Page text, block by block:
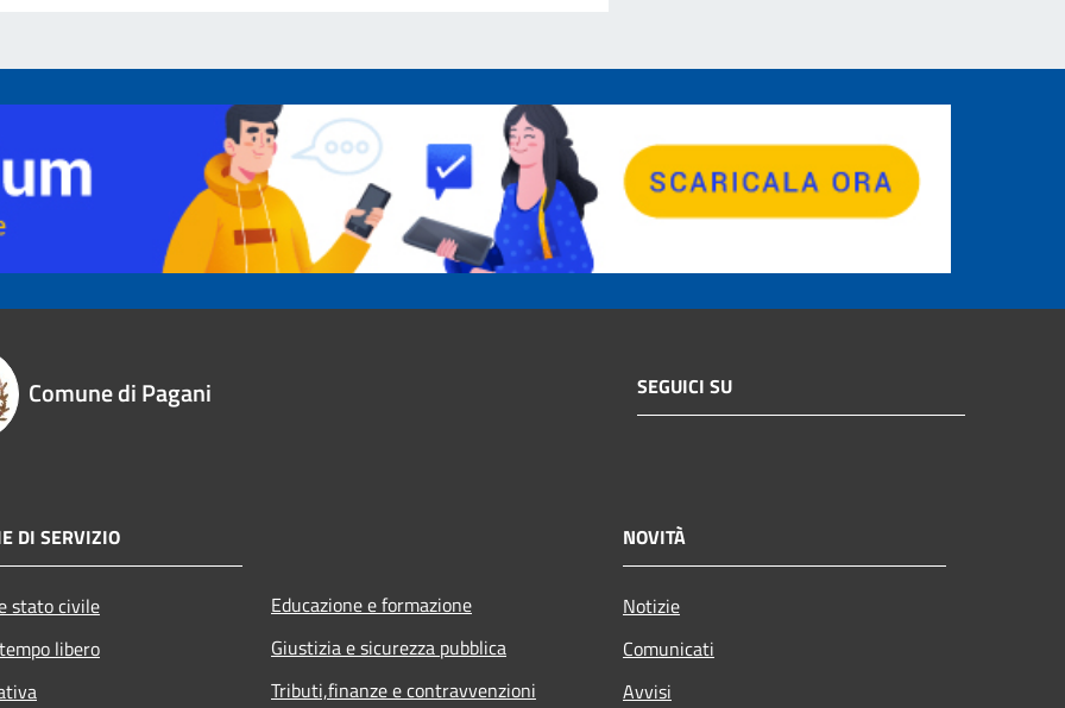
Comune di Pagani SEGUICI SU
DI SERVIZIO
stato civile
libero
Educazione e formazione
Giustizia e sicurezza pubblica
Tributi,finanze e contravvenzioni
NOVITÀ
Notizie
Comunicati
Avvisi